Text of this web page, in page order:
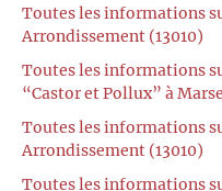
Toutes les informations
Arrondissement (13010)
Toutes les informations
“Castor et Pollux” à
Toutes les informations
Arrondissement (13010)
Toutes les informations